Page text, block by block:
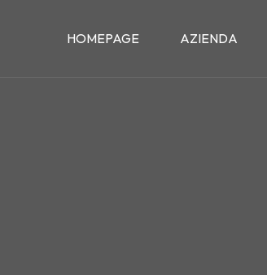
HOMEPAGE AZIENDA